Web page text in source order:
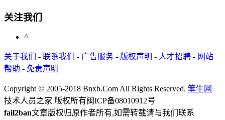
关注我们
^
关于我们 - 联系我们 - 广告服务 - 版权声明 - 人才招聘 - 网站
帮助 - 免责声明
Copyright © 2005-2018 Bnxb.Com All Rights Reserved. 笨牛网
技术人员之家 版权所有闽ICP备08010912号
fail2ban文章版权归原作者所有,如需转载请与我们联系